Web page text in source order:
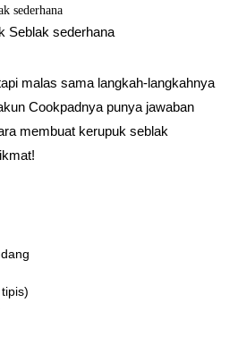
sederhana
malas sama langkah-langkahnya
Cookpadnya punya jawaban
membuat kerupuk seblak